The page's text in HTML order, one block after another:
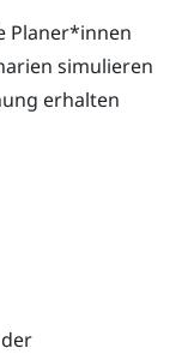
Planer*innen
simulieren
erhalten